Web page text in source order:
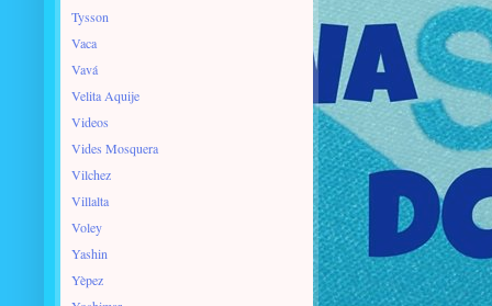
Tysson
Vaca
Vavá
Velita Aquije
Videos
Vides Mosquera
Vilchez
Villalta
Voley
Yashin
Yèpez